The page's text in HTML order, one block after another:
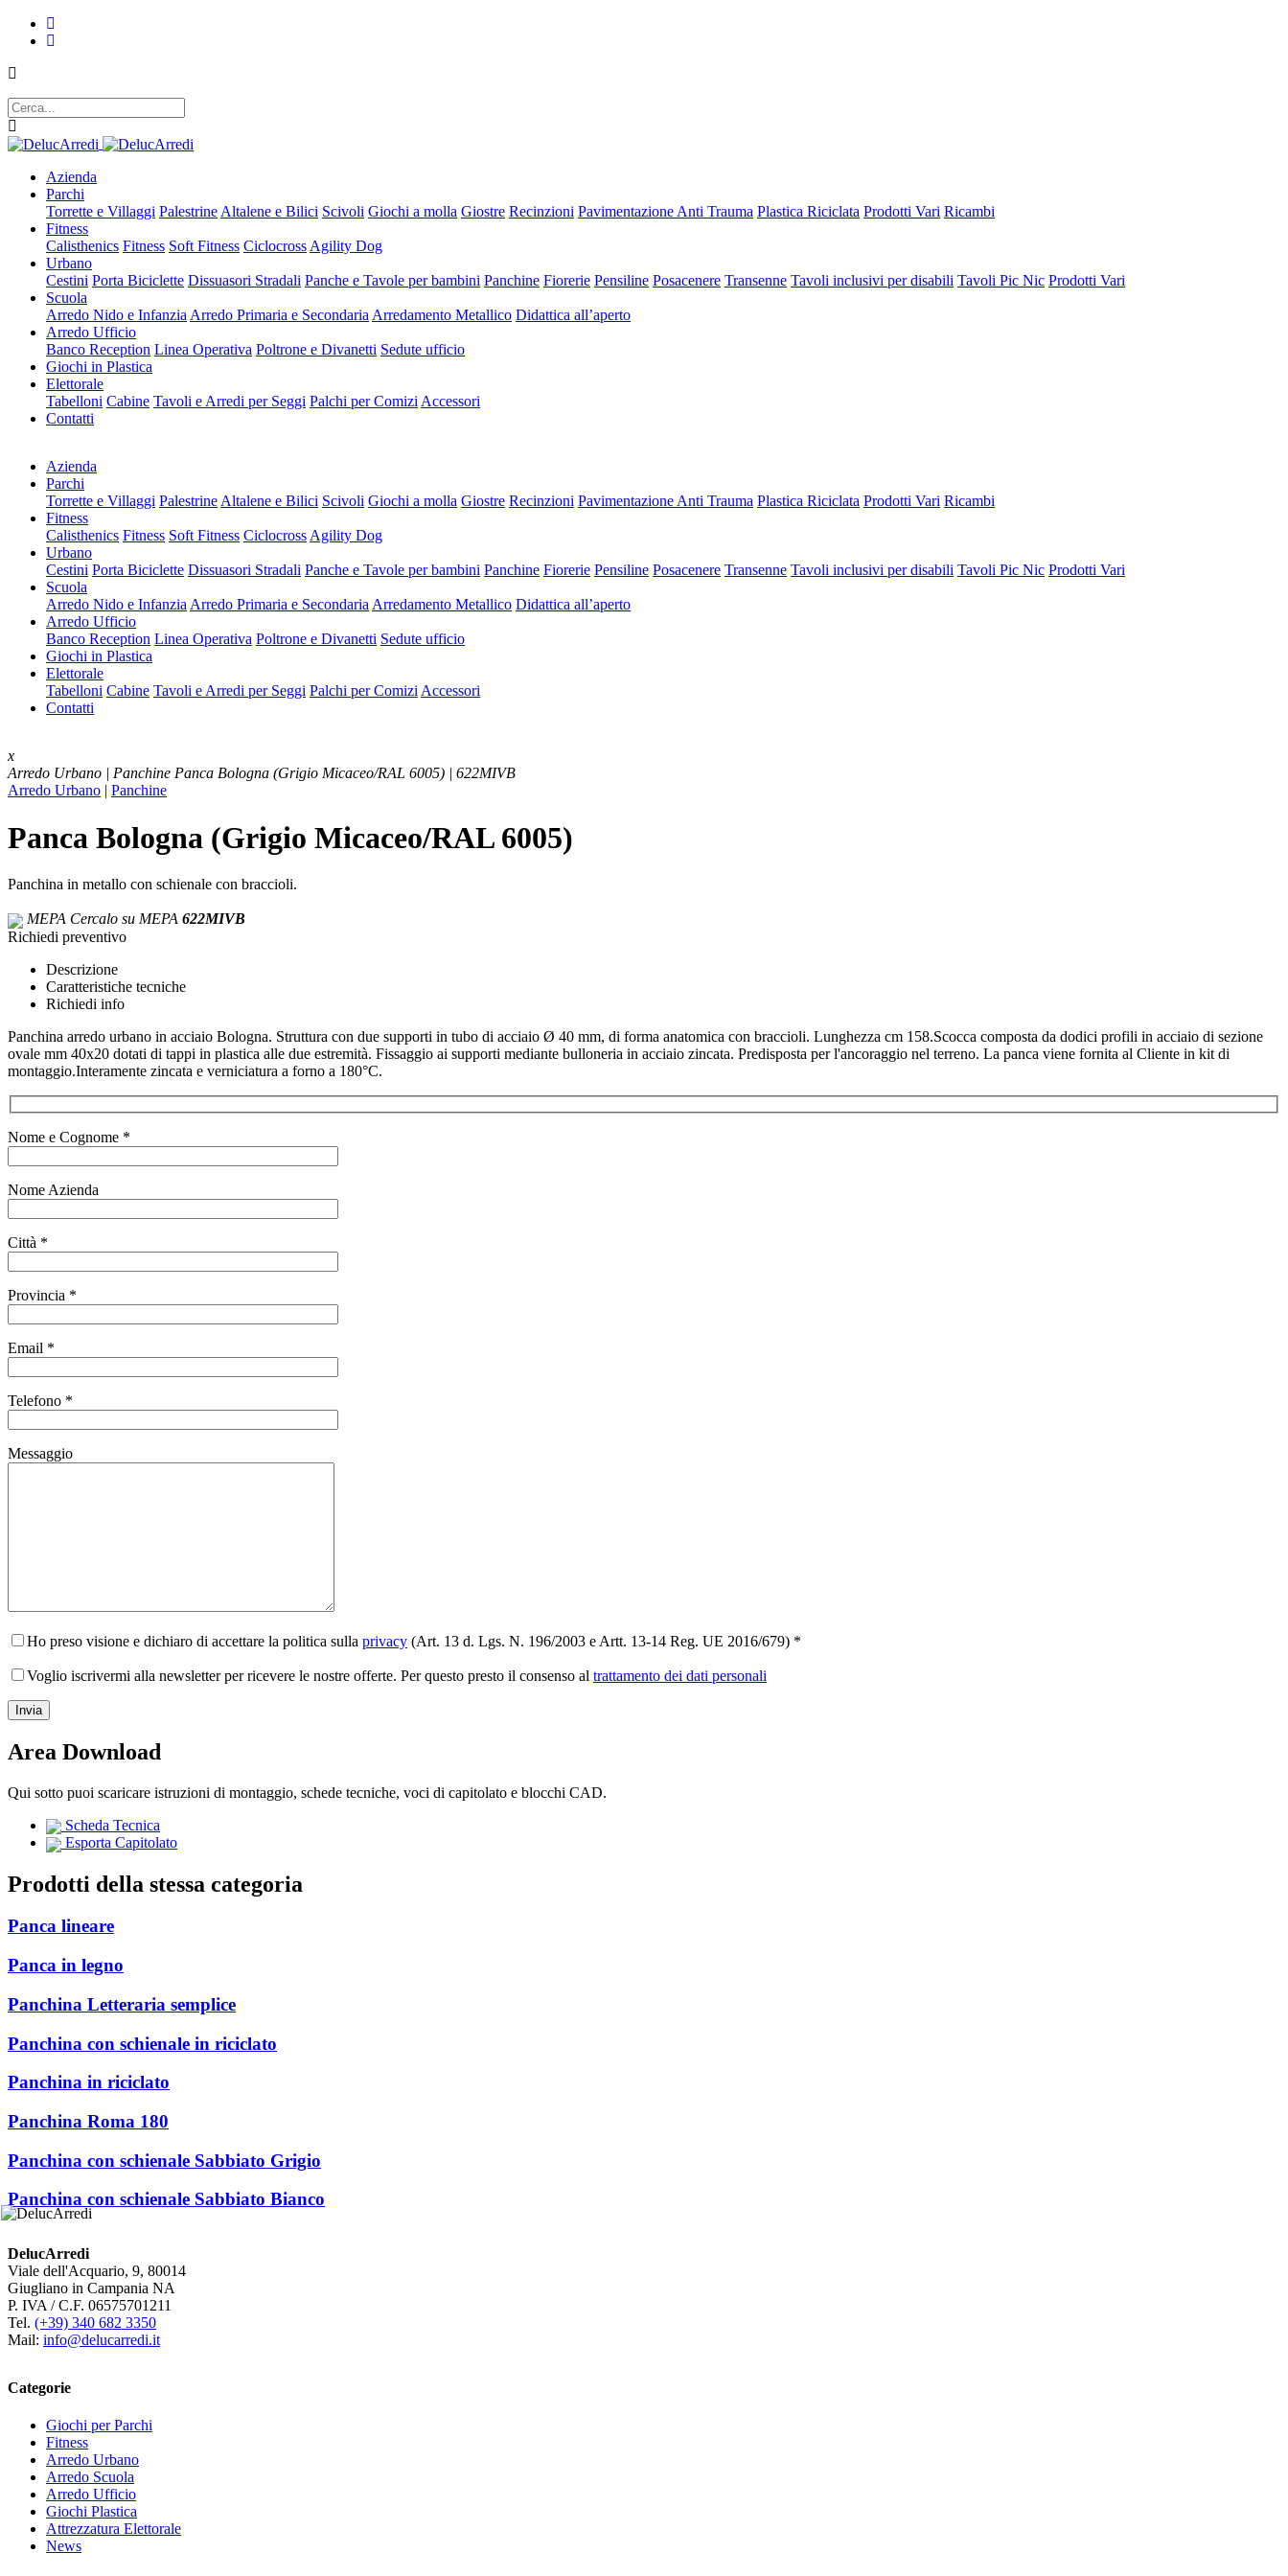
Azienda
Parchi
Torrette e Villaggi Palestrine Altalene e Bilici Scivoli Giochi a molla Giostre Recinzioni Pavimentazione Anti Trauma Plastica Riciclata Prodotti Vari Ricambi
Fitness
Calisthenics Fitness Soft Fitness Ciclocross Agility Dog
Urbano
Cestini Porta Biciclette Dissuasori Stradali Panche e Tavole per bambini Panchine Fiorerie Pensiline Posacenere Transenne Tavoli inclusivi per disabili Tavoli Pic Nic Prodotti Vari
Scuola
Arredo Nido e Infanzia Arredo Primaria e Secondaria Arredamento Metallico Didattica all’aperto
Arredo Ufficio
Banco Reception Linea Operativa Poltrone e Divanetti Sedute ufficio
Giochi in Plastica
Elettorale
Tabelloni Cabine Tavoli e Arredi per Seggi Palchi per Comizi Accessori
Contatti
Azienda
Parchi
Torrette e Villaggi Palestrine Altalene e Bilici Scivoli Giochi a molla Giostre Recinzioni Pavimentazione Anti Trauma Plastica Riciclata Prodotti Vari Ricambi
Fitness
Calisthenics Fitness Soft Fitness Ciclocross Agility Dog
Urbano
Cestini Porta Biciclette Dissuasori Stradali Panche e Tavole per bambini Panchine Fiorerie Pensiline Posacenere Transenne Tavoli inclusivi per disabili Tavoli Pic Nic Prodotti Vari
Scuola
Arredo Nido e Infanzia Arredo Primaria e Secondaria Arredamento Metallico Didattica all’aperto
Arredo Ufficio
Banco Reception Linea Operativa Poltrone e Divanetti Sedute ufficio
Giochi in Plastica
Elettorale
Tabelloni Cabine Tavoli e Arredi per Seggi Palchi per Comizi Accessori
Contatti
x
Arredo Urbano | Panchine Panca Bologna (Grigio Micaceo/RAL 6005) | 622MIVB
Arredo Urbano | Panchine
Panca Bologna (Grigio Micaceo/RAL 6005)
Panchina in metallo con schienale con braccioli.
MEPA Cercalo su MEPA 622MIVB
Richiedi preventivo
Descrizione
Caratteristiche tecniche
Richiedi info
Panchina arredo urbano in acciaio Bologna. Struttura con due supporti in tubo di acciaio Ø 40 mm, di forma anatomica con braccioli. Lunghezza cm 158.Scocca composta da dodici profili in acciaio di sezione
ovale mm 40x20 dotati di tappi in plastica alle due estremità. Fissaggio ai supporti mediante bulloneria in acciaio zincata. Predisposta per l'ancoraggio nel terreno. La panca viene fornita al Cliente in kit di
montaggio.Interamente zincata e verniciatura a forno a 180°C.
Nome e Cognome *
Nome Azienda
Città *
Provincia *
Email *
Telefono *
Messaggio
Ho preso visione e dichiaro di accettare la politica sulla privacy (Art. 13 d. Lgs. N. 196/2003 e Artt. 13-14 Reg. UE 2016/679) *
Voglio iscrivermi alla newsletter per ricevere le nostre offerte. Per questo presto il consenso al trattamento dei dati personali
Area Download
Qui sotto puoi scaricare istruzioni di montaggio, schede tecniche, voci di capitolato e blocchi CAD.
Scheda Tecnica
Esporta Capitolato
Prodotti della stessa categoria
Panca lineare
Panca in legno
Panchina Letteraria semplice
Panchina con schienale in riciclato
Panchina in riciclato
Panchina Roma 180
Panchina con schienale Sabbiato Grigio
Panchina con schienale Sabbiato Bianco
DelucArredi
Viale dell'Acquario, 9, 80014
Giugliano in Campania NA
P. IVA / C.F. 06575701211
Tel. (+39) 340 682 3350
Mail: info@delucarredi.it
Categorie
Giochi per Parchi
Fitness
Arredo Urbano
Arredo Scuola
Arredo Ufficio
Giochi Plastica
Attrezzatura Elettorale
News